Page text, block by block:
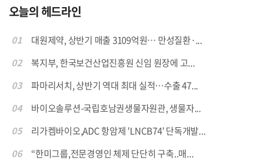
오늘의 헤드라인
01
대원제약, 상반기 매출 3109억원… 만성질환·...
02
복지부, 한국보건산업진흥원 신임 원장에 고...
03
파마리서치, 상반기 역대 최대 실적…수출 47...
04
바이오솔루션-국립호남권생물자원관, 생물자...
05
리가켐바이오,ADC 항암제 'LNCB74' 단독개발...
06
“한미그룹,전문경영인 체제 단단히 구축..매...